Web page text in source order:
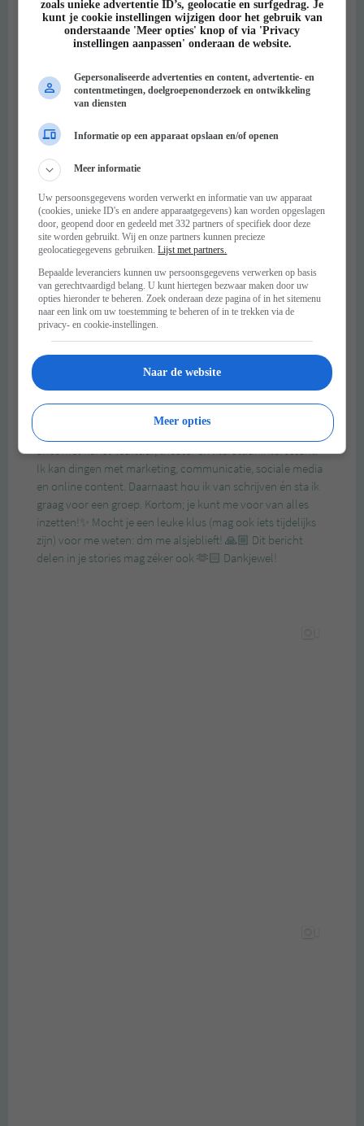
zoals unieke advertentie ID’s, geolocatie en surfgedrag. Je
kunt je cookie instellingen wijzigen door het gebruik van
onderstaande 'Meer opties' knop of via 'Privacy
instellingen aanpassen' onderaan de website.
Gepersonaliseerde advertenties en content, advertentie- en
contentmetingen, doelgroepenonderzoek en ontwikkeling
van diensten
Informatie op een apparaat opslaan en/of openen
Meer informatie
Uw persoonsgegevens worden verwerkt en informatie van uw apparaat
(cookies, unieke ID's en andere apparaatgegevens) kan worden opgeslagen
door, geopend door en gedeeld met 332 partners of specifiek door deze
site worden gebruikt. Wij en onze partners kunnen precieze
geolocatiegegevens gebruiken.Lijst met partners.
Bepaalde leveranciers kunnen uw persoonsgegevens verwerken op basis
van gerechtvaardigd belang. U kunt hiertegen bezwaar maken door uw
opties hieronder te beheren. Zoek onderaan deze pagina of in het sitemenu
naar een link om uw toestemming te beheren of in te trekken via de
privacy- en cookie-instellingen.
Naar de website
Meer opties